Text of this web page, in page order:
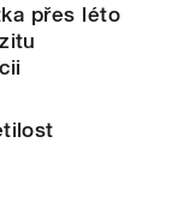
přes léto